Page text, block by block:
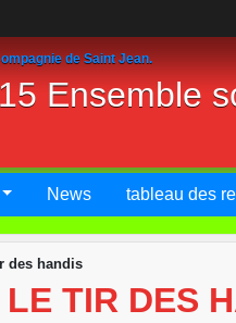
de Saint Jean.
Ensemble
News tableau des
des handis
TIR DES